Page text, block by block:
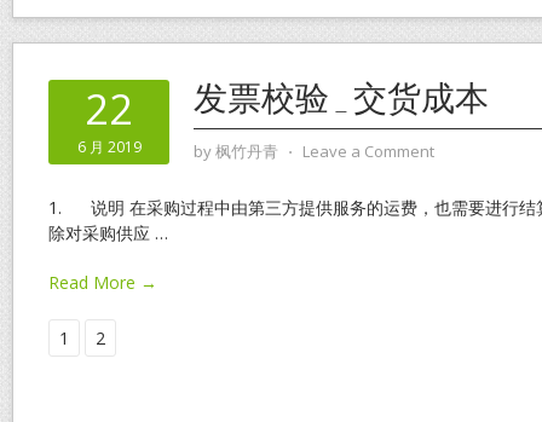
22
6 月 2019
发票校验_交货成本
by枫竹丹青 ⋅ Leave a Comment
1. 说明 在采购过程中由第三方提供服务的运费，也需要进行结
除对采购供应 …
Read More →
1 2